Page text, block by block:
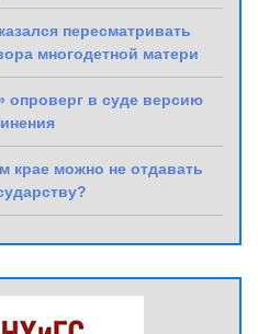
пересматривать
многодетной матери
опроверг в суде версию
крае можно не отдавать